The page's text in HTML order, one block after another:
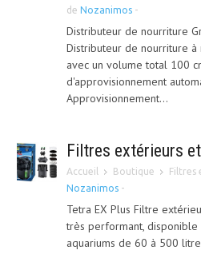
de Nozanimos -
Distributeur de nourriture
Distributeur de nourriture
avec un volume total 100
d'approvisionnement
Approvisionnement...
Filtres extérieurs
Accueil Boutique Filtres
Nozanimos -
Tetra EX Plus Filtre
très performant,
aquariums de 60 à 500